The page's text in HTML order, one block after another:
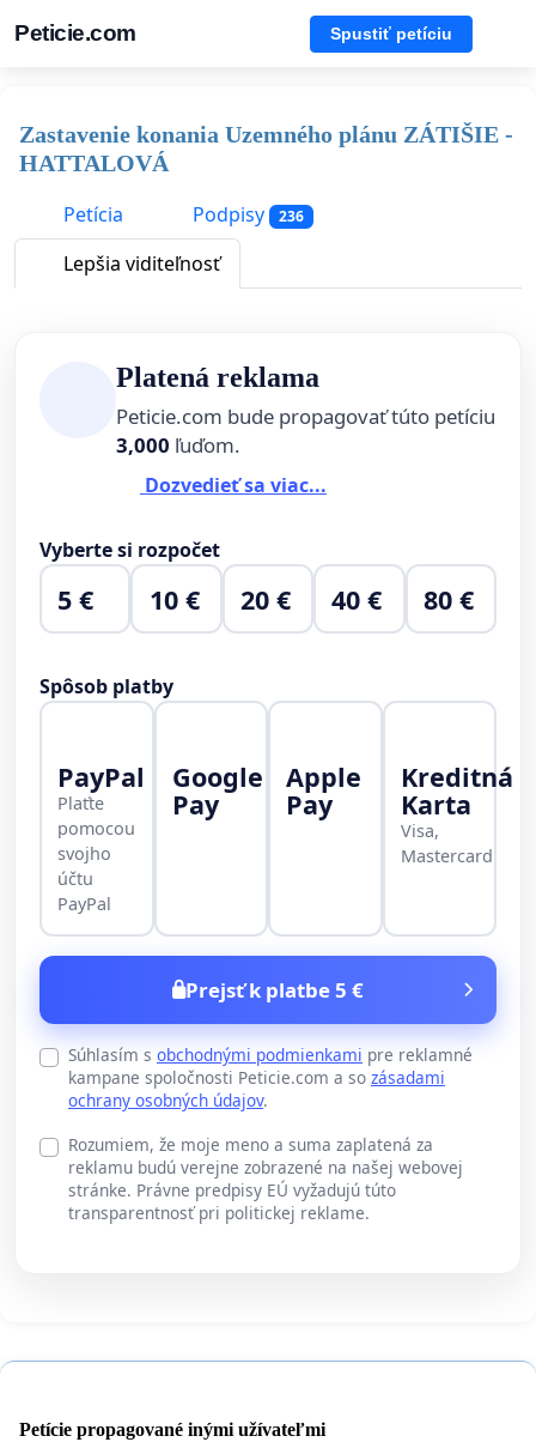
Peticie.com Spustiť petíciu
Zastavenie konania Uzemného plánu ZÁTIŠIE -
HATTALOVÁ
Petícia
Podpisy 236
Lepšia viditeľnosť
Platená reklama
Peticie.com bude propagovať túto petíciu
3,000 ľuďom.
Dozvedieť sa viac...
Vyberte si rozpočet
5 € 10 € 20 € 40 € 80 €
Spôsob platby
PayPal
Plaťte
pomocou
svojho
účtu
PayPal
Google
Pay
Apple
Pay
Kreditná
Karta
Visa,
Mastercard
Prejsť k platbe 5 €
Súhlasím s obchodnými podmienkami pre reklamné
kampane spoločnosti Peticie.com a so zásadami
ochrany osobných údajov.
Rozumiem, že moje meno a suma zaplatená za
reklamu budú verejne zobrazené na našej webovej
stránke. Právne predpisy EÚ vyžadujú túto
transparentnosť pri politickej reklame.
Petície propagované inými užívateľmi